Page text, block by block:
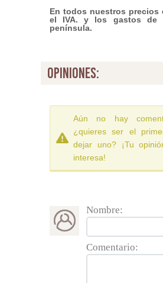
En todos nuestros precios
el IVA. y los gastos de
península.
opiniones:
Aún no hay
¿quieres ser el
dejar uno? ¡Tu
interesa!
Nombre:
Comentario: